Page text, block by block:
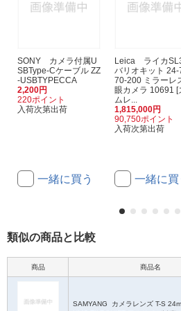
SONY カメラ付属U
SBType-Cケーブル ZZ
-USBTYPECCA
2,200円
220ポイント
入荷次第出荷
一緒に買う
Leica ライカ
バリオキット 24-
70-200 ミラーレ
眼カメラ 10691 [
ムレ...
1,815,000円
90,750ポイント
入荷次第出荷
一緒に買
類似の商品と比較
商品 商品名
SAMYANG